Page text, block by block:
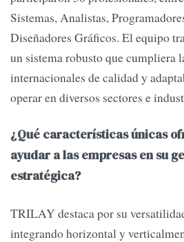
Sistemas, Analistas,
Diseñadores Gráficos. El equipo
un sistema robusto que cumpliera
internacionales de calidad y
operar en diversos sectores e
¿Qué características únicas
ayudar a las empresas en su
estratégica?
TRILAY destaca por su
integrando horizontal y